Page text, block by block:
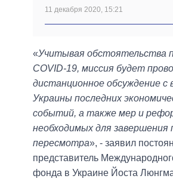
11 декабря 2020, 15:21
«Учитывая обстоятельства
COVID-19, миссия будет
дистанционное обсуждение с
Украины последних
событий, а также мер и
необходимых для завершения
пересмотра», - заявил
представитель
фонда в Украине Йоста